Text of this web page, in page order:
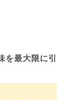
最大限に